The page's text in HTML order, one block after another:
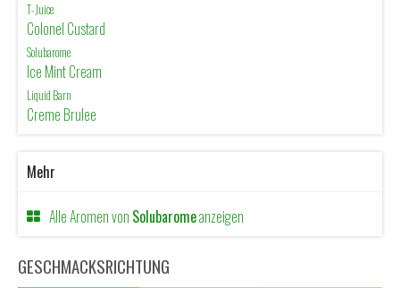
GESCHMACKSRICHTUNG
T-Juice
Colonel Custard
Solubarome
Ice Mint Cream
Liquid Barn
Creme Brulee
Mehr
Alle Aromen von Solubaromeanzeigen